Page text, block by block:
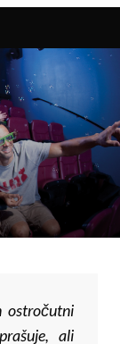
ostročutni
ali